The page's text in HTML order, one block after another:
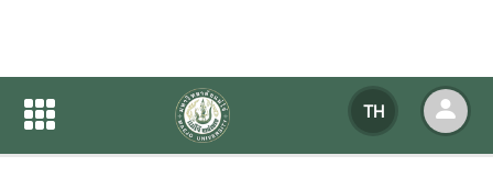
TH
ปฏิทินกิจกรรมของหน่วยงาน
ปฏิทินกิจกรรมของหน่วยงาน